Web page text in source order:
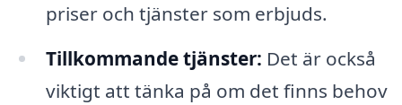
priser och tjänster som erbjuds.
Tillkommande tjänster: Det är också
viktigt att tänka på om det finns behov